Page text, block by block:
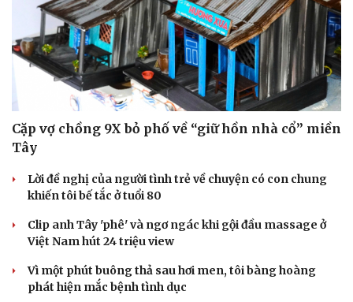
Cặp vợ chồng 9X bỏ phố về “giữ hồn nhà cổ” miền
Tây
Lời đề nghị của người tình trẻ về chuyện có con chung
khiến tôi bế tắc ở tuổi 80
Clip anh Tây 'phê' và ngơ ngác khi gội đầu massage ở
Việt Nam hút 24 triệu view
Vì một phút buông thả sau hơi men, tôi bàng hoàng
phát hiện mắc bệnh tình dục